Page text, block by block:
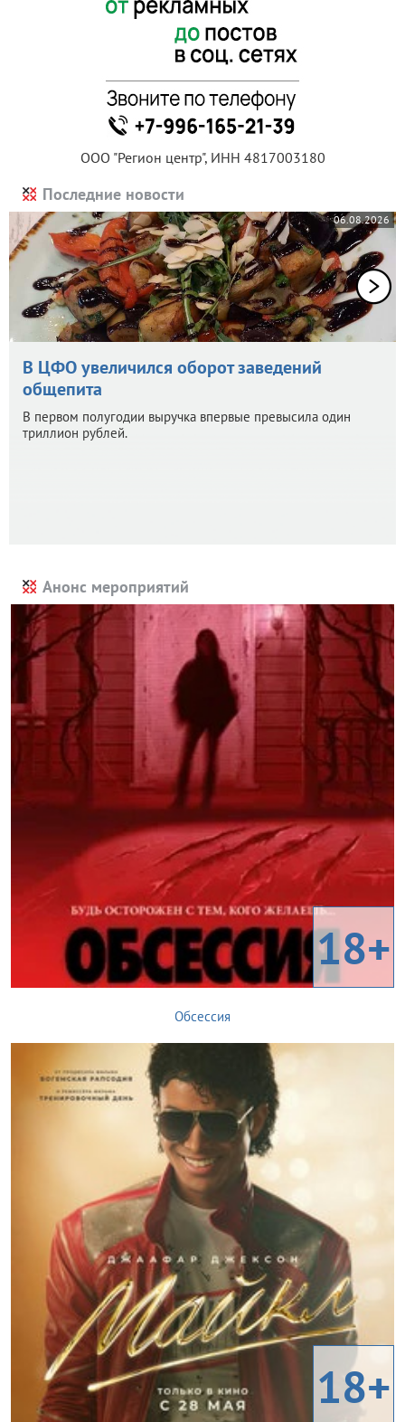
ООО "Регион центр", ИНН 4817003180
Последние новости
06.08.2026
В ЦФО увеличился оборот заведений
общепита
В первом полугодии выручка впервые превысила один
триллион рублей.
Анонс мероприятий
18+
Обсессия
18+